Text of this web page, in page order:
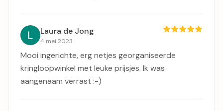
Laura de Jong
4 mei 2023
Mooi ingerichte, erg netjes georganiseerde
kringloopwinkel met leuke prijsjes. Ik was
aangenaam verrast :-)